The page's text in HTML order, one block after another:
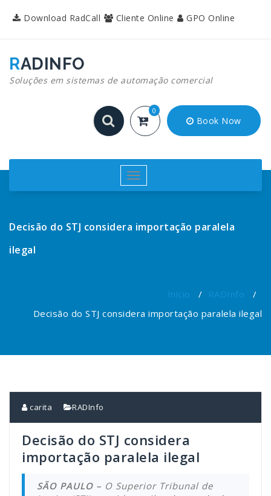
para Download RadCall Cliente Online GPO Online
RADINFO
Soluções em sistemas de automação comercial
0
Book Now
Alternar
navegação
Decisão do STJ considera importação paralela
ilegal
Início / RADInfo /
Decisão do STJ considera importação paralela ilegal
carita RADInfo
Decisão do STJ considera
importação paralela ilegal
SÃO PAULO – O Superior Tribunal de